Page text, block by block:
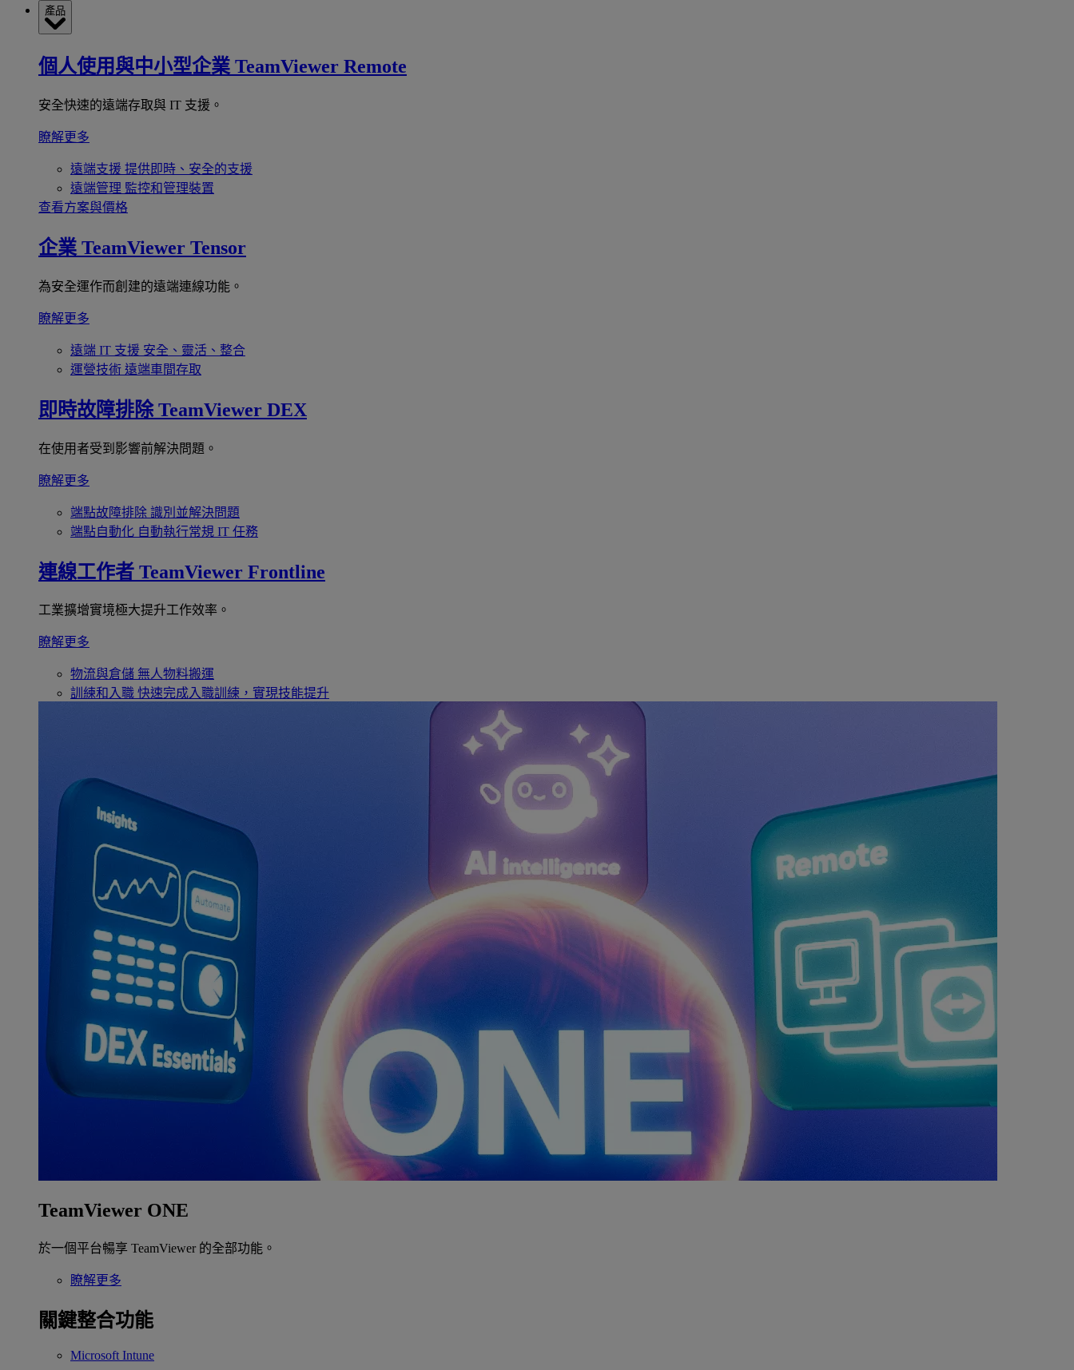
產品
個人使用與中小型企業 TeamViewer Remote
安全快速的遠端存取與 IT 支援。
瞭解更多
遠端支援 提供即時、安全的支援
遠端管理 監控和管理裝置
查看方案與價格
企業 TeamViewer Tensor
為安全運作而創建的遠端連線功能。
瞭解更多
遠端 IT 支援 安全、靈活、整合
運營技術 遠端車間存取
即時故障排除 TeamViewer DEX
在使用者受到影響前解決問題。
瞭解更多
端點故障排除 識別並解決問題
端點自動化 自動執行常規 IT 任務
連線工作者 TeamViewer Frontline
工業擴增實境極大提升工作效率。
瞭解更多
物流與倉儲 無人物料搬運
訓練和入職 快速完成入職訓練，實現技能提升
TeamViewer ONE
於一個平台暢享 TeamViewer 的全部功能。
瞭解更多
關鍵整合功能
Microsoft Intune